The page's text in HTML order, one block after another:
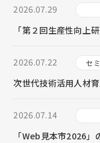
2026.07.29
「第２回生産性向上
2026.07.22 セ
次世代技術活用人材
2026.07.14
「Web見本市2026」